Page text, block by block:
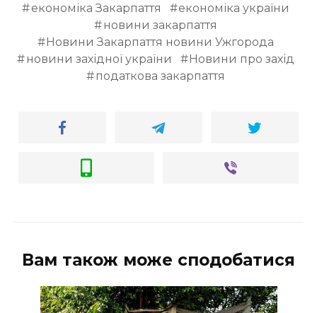
економіка Закарпаття
економіка україни
новини закарпаття
Новини Закарпаття новини Ужгорода
новини західної україни
Новини про захід
податкова закарпаття
Вам також може сподобатися